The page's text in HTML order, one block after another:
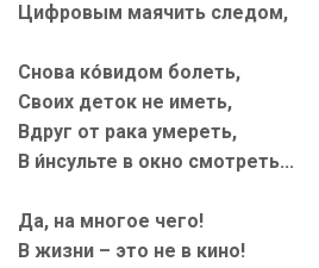
Цифровым маячить следом,
Снова ко́видом болеть,
Своих деток не иметь,
Вдруг от рака умереть,
В и́нсульте в окно смотреть...
Да, на многое чего!
В жизни – это не в кино!